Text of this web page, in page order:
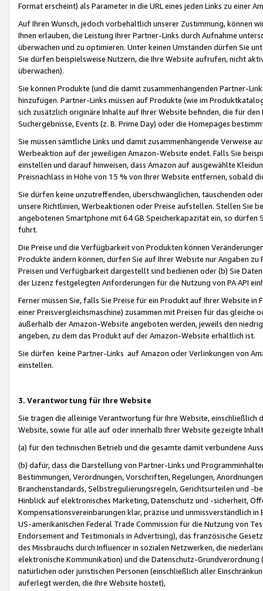
Format erscheint) als Parameter in die URL eines jeden Links zu einer
Auf Ihren Wunsch, jedoch vorbehaltlich unserer Zustimmung, können
Ihnen erlauben, die Leistung Ihrer Partner-Links durch Aufnahme
überwachen und zu optimieren. Unter keinen Umständen dürfen Sie
Sie dürfen beispielsweise Nutzern, die Ihre Website aufrufen, nicht
überwachen).
Sie können Produkte (und die damit zusammenhängenden Partner-
hinzufügen. Partner-Links müssen auf Produkte (wie im
sich zusätzlich originäre Inhalte auf Ihrer Website befinden, die für
Suchergebnisse, Events (z. B. Prime Day) oder die Homepages
Sie müssen sämtliche Links und damit zusammenhängende
Werbeaktion auf der jeweiligen Amazon-Website endet. Falls Sie
einstellen und darauf hinweisen, dass Amazon auf ausgewählte
Preisnachlass in Höhe von 15 % von Ihrer Website entfernen, sobald
Sie dürfen keine unzutreffenden, überschwänglichen, täuschenden
unsere Richtlinien, Werbeaktionen oder Preise aufstellen. Stellen Sie
angebotenen Smartphone mit 64 GB Speicherkapazität ein, so dürfen
führt.
Die Preise und die Verfügbarkeit von Produkten können
Produkte ändern können, dürfen Sie auf Ihrer Website nur Angaben
Preisen und Verfügbarkeit dargestellt sind bedienen oder (b) Sie
der Lizenz festgelegten Anforderungen für die Nutzung von PA API
Ferner müssen Sie, falls Sie Preise für ein Produkt auf Ihrer Website
einer Preisvergleichsmaschine) zusammen mit Preisen für das
außerhalb der Amazon-Website angeboten werden, jeweils den
angeben, zu dem das Produkt auf der Amazon-Website erhältlich ist.
Sie dürfen keine Partner-Links auf Amazon oder Verlinkungen von
einstellen.
3. Verantwortung für Ihre Website
Sie tragen die alleinige Verantwortung für Ihre Website,
Website, sowie für alle auf oder innerhalb Ihrer Website gezeigte
(a) für den technischen Betrieb und die gesamte damit verbundene
(b) dafür, dass die Darstellung von Partner-Links und
Bestimmungen, Verordnungen, Vorschriften, Regelungen,
Branchenstandards, Selbstregulierungsregeln, Gerichtsurteilen und -
Hinblick auf elektronisches Marketing, Datenschutz und -sicherheit,
Kompensationsvereinbarungen klar, präzise und unmissverständlich
US-amerikanischen Federal Trade Commission für die Nutzung von
Endorsement and Testimonials in Advertising), das französische
des Missbrauchs durch Influencer in sozialen Netzwerken, die
elektronische Kommunikation) und die Datenschutz-
natürlichen oder juristischen Personen (einschließlich aller
auferlegt werden, die Ihre Website hostet),